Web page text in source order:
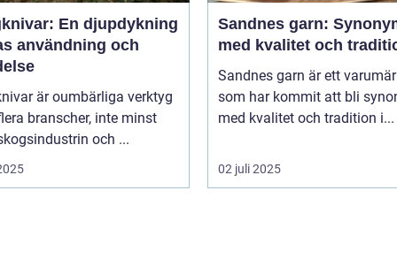
En djupdykning
användning och
är oumbärliga verktyg
branscher, inte minst
och ...
Sandnes garn:
med kvalitet och
Sandnes garn är ett
som har kommit att bli
med kvalitet och tradition i...
02 juli 2025